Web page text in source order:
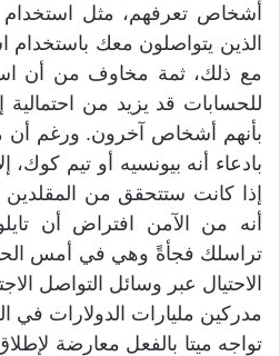
أشخاص تعرفهم، مثل
الذين يتواصلون معك
مع ذلك، ثمة مخاوف من أن
للحسابات قد يزيد من احتمالية
بأنهم أشخاص آخرون. ورغم
بادعاء أنه بيونسيه أو تيم
إذا كانت ستتحقق من
أنه من الآمن افتراض أن
تراسلك فجأةً وهي في أمس
الاحتيال عبر وسائل التواصل
مدركين مليارات الدولارات في
تواجه ميتا بالفعل معارضة